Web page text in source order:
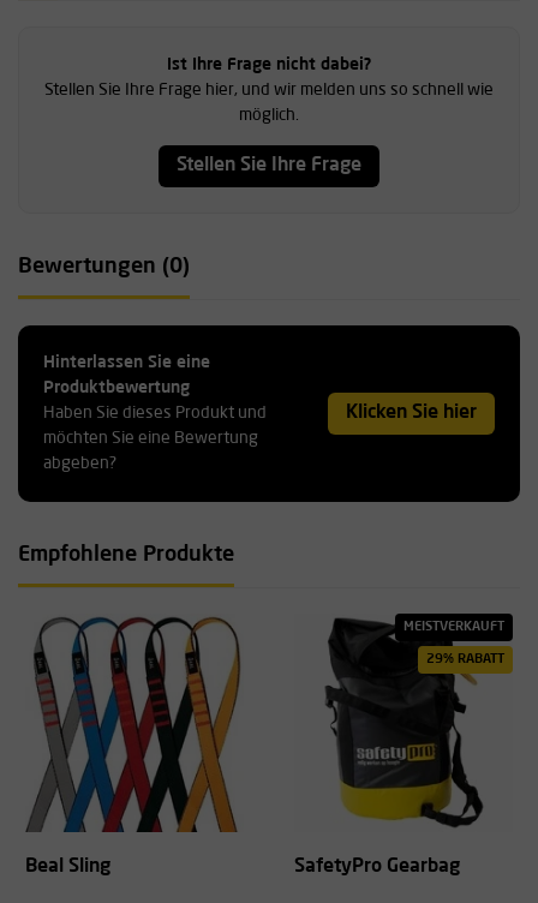
Ist Ihre Frage nicht dabei?
Stellen Sie Ihre Frage hier, und wir melden uns so schnell wie
möglich.
Stellen Sie Ihre Frage
Bewertungen (0)
Hinterlassen Sie eine
Produktbewertung
Haben Sie dieses Produkt und
möchten Sie eine Bewertung
abgeben?
Klicken Sie hier
Empfohlene Produkte
Beal Sling
MEISTVERKAUFT
29% RABATT
SafetyPro Gearbag